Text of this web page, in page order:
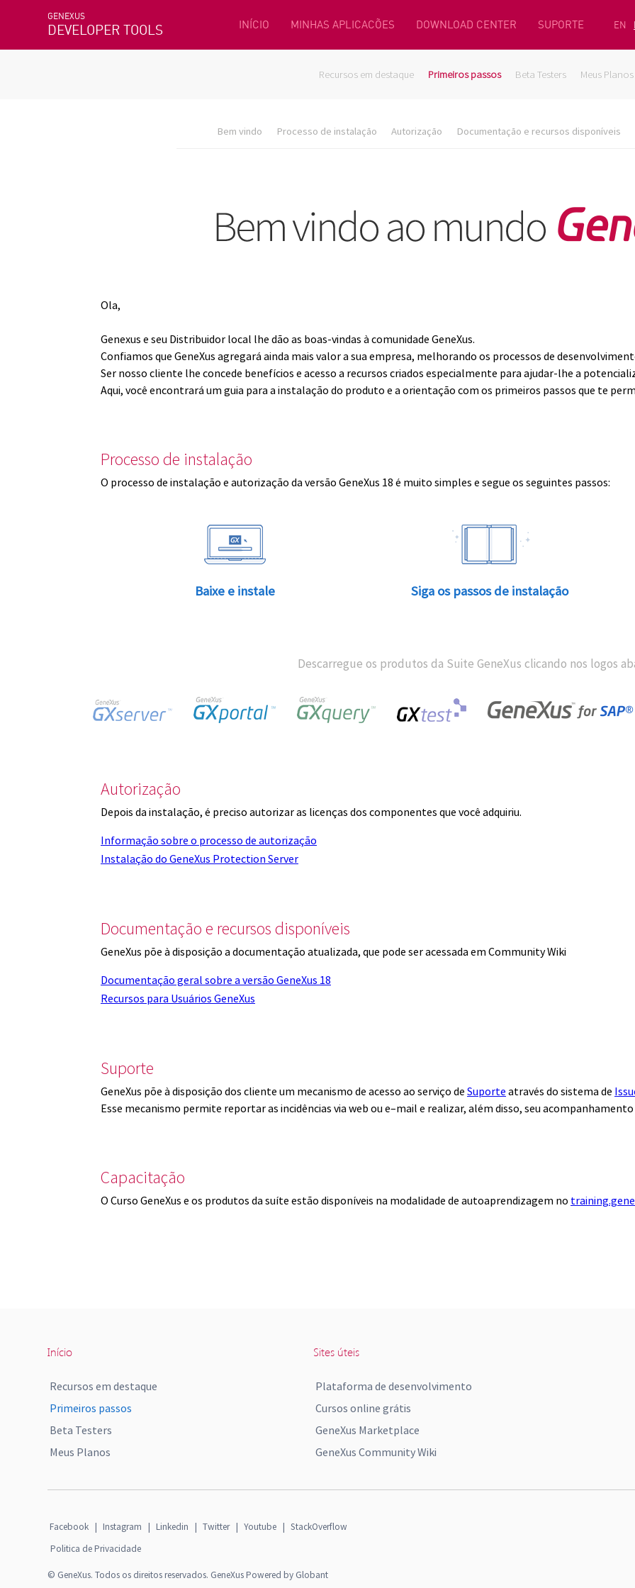
GENEXUS
DEVELOPER TOOLS INÍCIO MINHAS APLICACÕES DOWNLOAD CENTER SUPORTE EN
Recursos em destaque Primeiros passos Beta Testers Meus Planos
Bem vindo Processo de instalação Autorização Documentação e recursos disponíveis
Ola,
Genexus e seu Distribuidor local lhe dão as boas-vindas à comunidade GeneXus.
Confiamos que GeneXus agregará ainda mais valor a sua empresa, melhorando os processos de
Ser nosso cliente lhe concede benefícios e acesso a recursos criados especialmente para ajudar-lhe a
Aqui, você encontrará um guia para a instalação do produto e a orientação com os primeiros passos que te
Processo de instalação
O processo de instalação e autorização da versão GeneXus 18 é muito simples e segue os seguintes passos:
Baixe e instale Siga os passos de instalação
Descarregue os produtos da Suite GeneXus clicando nos logos
Autorização
Depois da instalação, é preciso autorizar as licenças dos componentes que você adquiriu.
Informação sobre o processo de autorização
Instalação do GeneXus Protection Server
Documentação e recursos disponíveis
GeneXus põe à disposição a documentação atualizada, que pode ser acessada em Community Wiki
Documentação geral sobre a versão GeneXus 18
Recursos para Usuários GeneXus
Suporte
GeneXus põe à disposição dos cliente um mecanismo de acesso ao serviço de Suporte através do sistema de
Esse mecanismo permite reportar as incidências via web ou e–mail e realizar, além disso, seu
Capacitação
O Curso GeneXus e os produtos da suíte estão disponíveis na modalidade de autoaprendizagem no
Início
Recursos em destaque
Primeiros passos
Beta Testers
Meus Planos
Sites úteis
Plataforma de desenvolvimento
Cursos online grátis
GeneXus Marketplace
GeneXus Community Wiki
Facebook | Instagram | Linkedin | Twitter | Youtube | StackOverflow
Politica de Privacidade
© GeneXus. Todos os direitos reservados. GeneXus Powered by Globant